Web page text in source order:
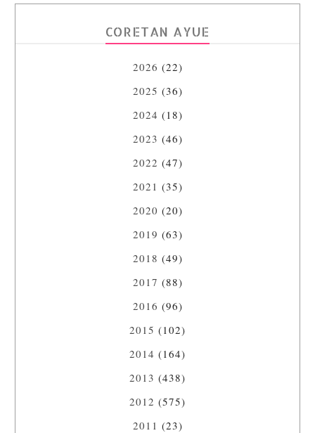
CORETAN AYUE
2026 (22)
2025 (36)
2024 (18)
2023 (46)
2022 (47)
2021 (35)
2020 (20)
2019 (63)
2018 (49)
2017 (88)
2016 (96)
2015 (102)
2014 (164)
2013 (438)
2012 (575)
2011 (23)